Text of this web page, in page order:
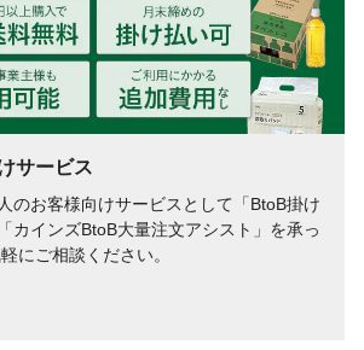
きます。
サービス
のお客様向けサービスとして「BtoB掛け
カインズBtoB大量注文アシスト」を承っ
にご相談ください。